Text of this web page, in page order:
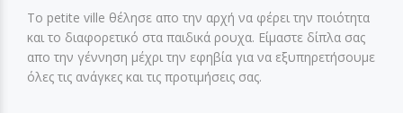
Το petite ville θέλησε απο την αρχή να φέρει την ποιότητα
και το διαφορετικό στα παιδικά ρουχα. Είμαστε δίπλα σας
απο την γέννηση μέχρι την εφηβία για να εξυπηρετήσουμε
όλες τις ανάγκες και τις προτιμήσεις σας.